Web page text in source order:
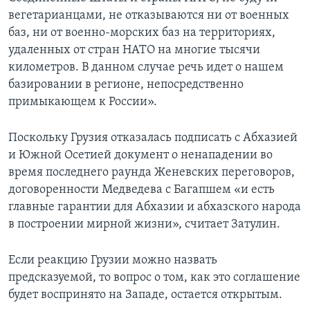
вегетарианцами, не отказываются ни от военных
баз, ни от военно-морских баз на территориях,
удаленных от стран НАТО на многие тысячи
километров. В данном случае речь идет о нашем
базировании в регионе, непосредственно
примыкающем к России».
Поскольку Грузия отказалась подписать с Абхазией
и Южной Осетией документ о ненападении во
время последнего раунда Женевских переговоров,
договоренности Медведева с Багапшем «и есть
главные гарантии для Абхазии и абхазского народа
в построении мирной жизни», считает Затулин.
Если реакцию Грузии можно назвать
предсказуемой, то вопрос о том, как это соглашение
будет воспринято на Западе, остается открытым.